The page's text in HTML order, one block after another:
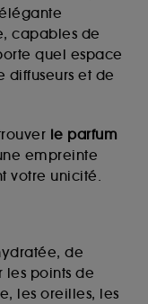
capables de
quel espace
diffuseurs et de
le parfum
empreinte
votre unicité.
de
les points de
les oreilles, les
compris sur des
sur la base
de votre
interactions.
en ligne :
les
cookies
de
que les